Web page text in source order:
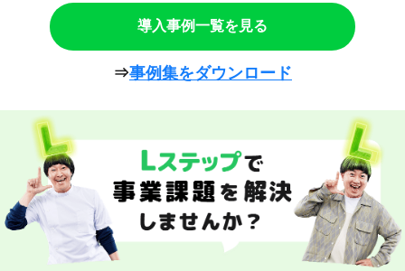
導入事例一覧を見る
⇒事例集をダウンロード